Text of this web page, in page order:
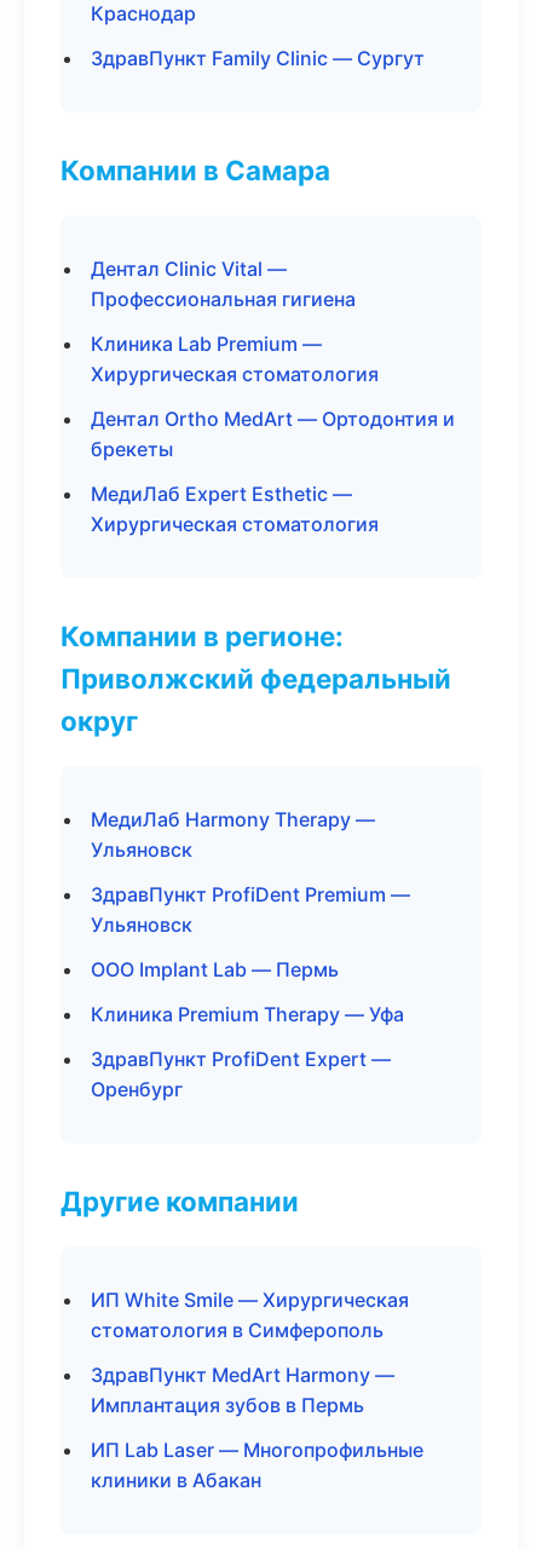
Краснодар
ЗдравПункт Family Clinic — Сургут
Компании в Самара
Дентал Clinic Vital —
Профессиональная гигиена
Клиника Lab Premium —
Хирургическая стоматология
Дентал Ortho MedArt — Ортодонтия и
брекеты
МедиЛаб Expert Esthetic —
Хирургическая стоматология
Компании в регионе:
Приволжский федеральный
округ
МедиЛаб Harmony Therapy —
Ульяновск
ЗдравПункт ProfiDent Premium —
Ульяновск
ООО Implant Lab — Пермь
Клиника Premium Therapy — Уфа
ЗдравПункт ProfiDent Expert —
Оренбург
Другие компании
ИП White Smile — Хирургическая
стоматология в Симферополь
ЗдравПункт MedArt Harmony —
Имплантация зубов в Пермь
ИП Lab Laser — Многопрофильные
клиники в Абакан